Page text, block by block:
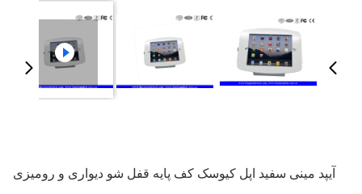
آیپد مینی سفید اپل کیوسک کف پایه قفل شو دیواری و رومیزی